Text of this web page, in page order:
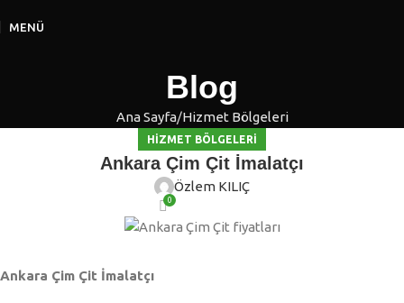
MENÜ
Blog
Ana Sayfa Hizmet Bölgeleri
HIZMET BÖLGELERI
Ankara Çim Çit İmalatçı
Özlem KILIÇ
0
Ankara Çim Çit İmalatçı